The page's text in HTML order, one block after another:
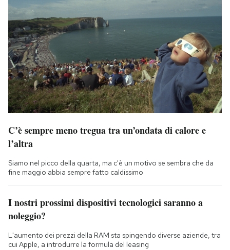
C’è sempre meno tregua tra un’ondata di calore e
l’altra
Siamo nel picco della quarta, ma c'è un motivo se sembra che da
fine maggio abbia sempre fatto caldissimo
I nostri prossimi dispositivi tecnologici saranno a
noleggio?
L'aumento dei prezzi della RAM sta spingendo diverse aziende, tra
cui Apple, a introdurre la formula del leasing